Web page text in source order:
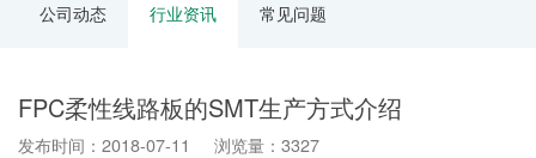
公司动态 行业资讯 常见问题
FPC柔性线路板的SMT生产方式介绍
发布时间：2018-07-11 浏览量：3327